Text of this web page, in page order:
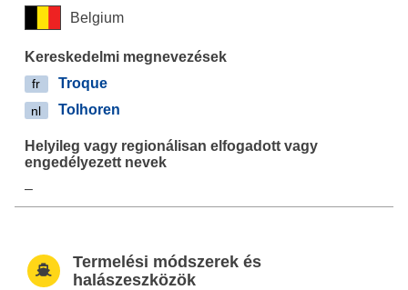
Belgium
fr Troque
nl Tolhoren
–
Termelési módszerek és
halászeszközök